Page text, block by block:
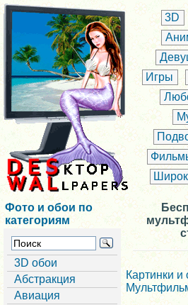
3D
Игры
Фото и обои по
категориям
3D обои
Абстракция
Авиация
Картинки и